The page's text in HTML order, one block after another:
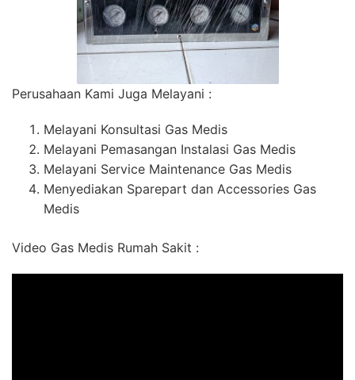
Perusahaan Kami Juga Melayani :
Melayani Konsultasi Gas Medis
Melayani Pemasangan Instalasi Gas Medis
Melayani Service Maintenance Gas Medis
Menyediakan Sparepart dan Accessories Gas
Medis
Video Gas Medis Rumah Sakit :